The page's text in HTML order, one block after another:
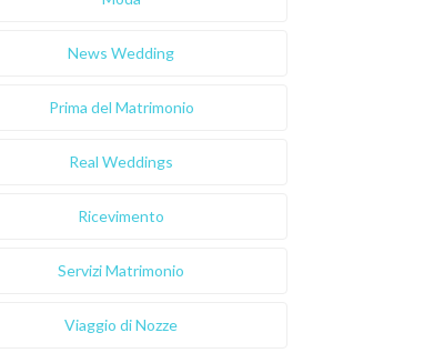
News Wedding
Prima del Matrimonio
Real Weddings
Ricevimento
Servizi Matrimonio
Viaggio di Nozze